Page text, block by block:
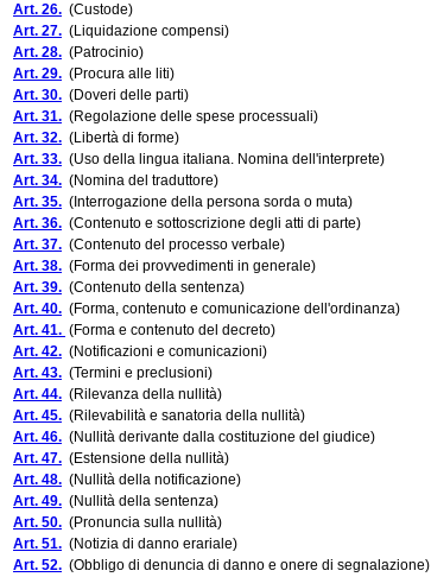
Art. 26. (Custode)
Art. 27. (Liquidazione compensi)
Art. 28. (Patrocinio)
Art. 29. (Procura alle liti)
Art. 30. (Doveri delle parti)
Art. 31. (Regolazione delle spese processuali)
Art. 32. (Libertà di forme)
Art. 33. (Uso della lingua italiana. Nomina dell'interprete)
Art. 34. (Nomina del traduttore)
Art. 35. (Interrogazione della persona sorda o muta)
Art. 36. (Contenuto e sottoscrizione degli atti di parte)
Art. 37. (Contenuto del processo verbale)
Art. 38. (Forma dei provvedimenti in generale)
Art. 39. (Contenuto della sentenza)
Art. 40. (Forma, contenuto e comunicazione dell'ordinanza)
Art. 41. (Forma e contenuto del decreto)
Art. 42. (Notificazioni e comunicazioni)
Art. 43. (Termini e preclusioni)
Art. 44. (Rilevanza della nullità)
Art. 45. (Rilevabilità e sanatoria della nullità)
Art. 46. (Nullità derivante dalla costituzione del giudice)
Art. 47. (Estensione della nullità)
Art. 48. (Nullità della notificazione)
Art. 49. (Nullità della sentenza)
Art. 50. (Pronuncia sulla nullità)
Art. 51. (Notizia di danno erariale)
Art. 52. (Obbligo di denuncia di danno e onere di segnalazione)